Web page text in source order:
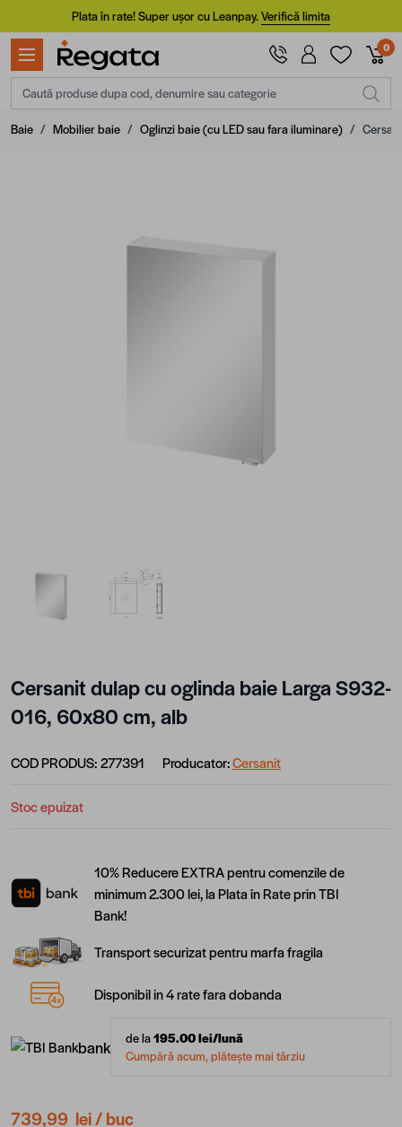
Mergi la ConținutPlata în rate! Super ușor cu Leanpay.Verifică limita
0
Caută produse dupa cod, denumire sau categorie
Baie / Mobilier baie / Oglinzi baie (cu LED sau fara iluminare) /
View larger imageView larger image
Cersanit dulap cu oglinda baie Larga S932-
016, 60x80 cm, alb
COD PRODUS:277391 Producator:Cersanit
Stoc epuizat
10% Reducere EXTRA pentru comenzile de
minimum 2.300 lei, la Plata în Rate prin TBI
Bank!
Transport securizat pentru marfa fragila
Disponibil in 4 rate fara dobanda
bank de la195.00lei/lună
Cumpără acum, plătește mai târziu
739,99 lei/ buc